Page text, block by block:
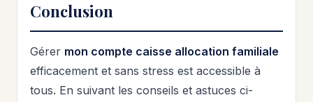
Conclusion
Gérer mon compte caisse allocation familiale
efficacement et sans stress est accessible à
tous. En suivant les conseils et astuces ci-